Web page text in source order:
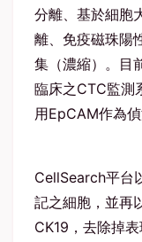
分離、基於細胞
離、免疫磁珠陽
集（濃縮）。目
臨床之CTC監
用EpCAM作為偵
CellSearch平台
記之細胞，並再
CK19，去除掉